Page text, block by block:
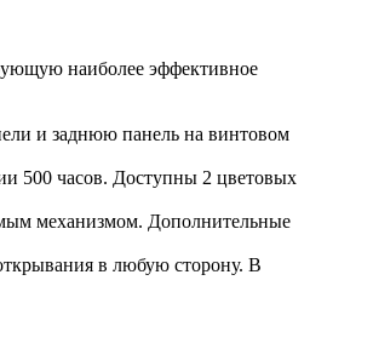
наиболее эффективное
и заднюю панель на винтовом
500 часов. Доступны 2 цветовых
механизмом. Дополнительные
в любую сторону. В